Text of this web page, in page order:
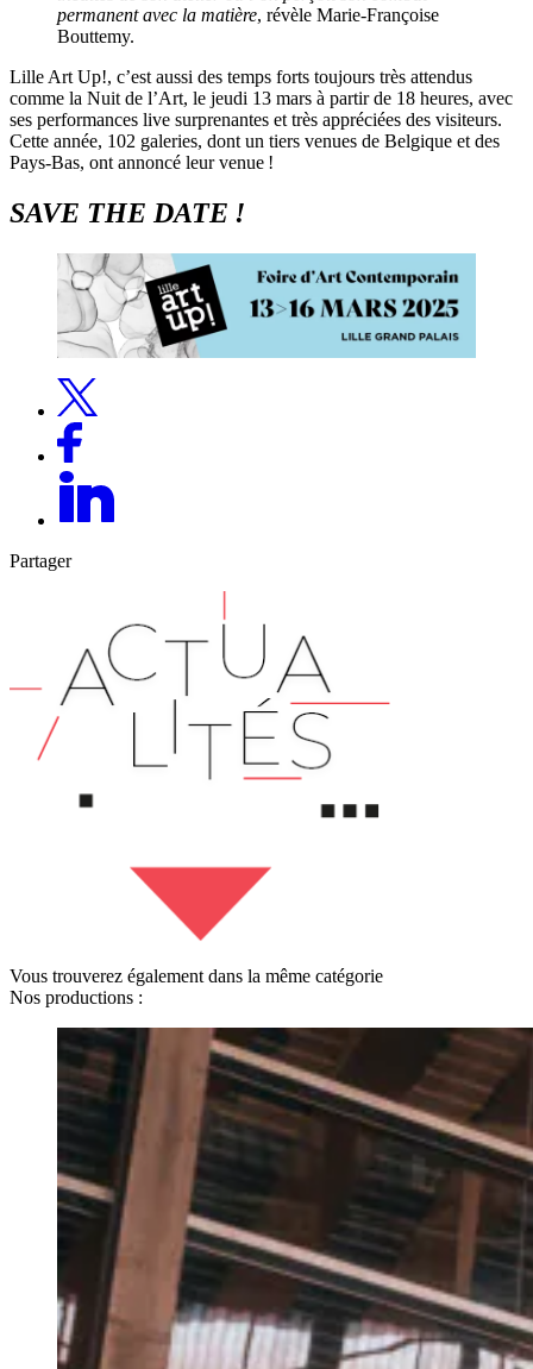
permanent avec la matière, révèle Marie-Françoise
Bouttemy.
Lille Art Up!, c’est aussi des temps forts toujours très attendus
comme la Nuit de l’Art, le jeudi 13 mars à partir de 18 heures, avec
ses performances live surprenantes et très appréciées des visiteurs.
Cette année, 102 galeries, dont un tiers venues de Belgique et des
Pays-Bas, ont annoncé leur venue !
SAVE THE DATE !
Partager
Vous trouverez également dans la même catégorie
Nos productions :